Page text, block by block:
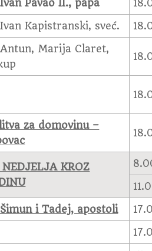
Pavao II., papa
Kapistranski, sveć.
Antun, Marija Claret,
za domovinu –
KROZ
Šimun i Tadej, apostoli